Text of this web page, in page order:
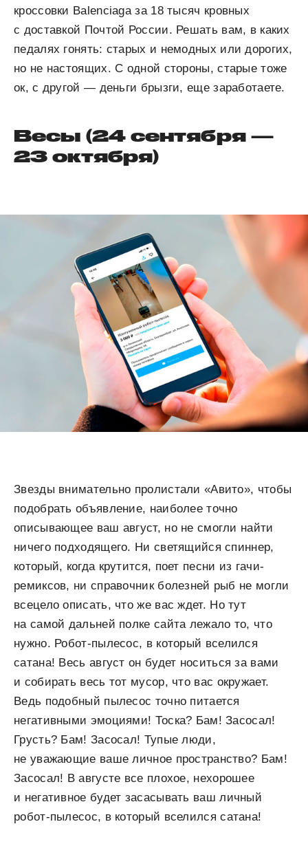
кроссовки Balenciaga за 18 тысяч кровных
с доставкой Почтой России. Решать вам, в каких
педалях гонять: старых и немодных или дорогих,
но не настоящих. С одной стороны, старые тоже
ок, с другой — деньги брызги, еще заработаете.
Весы (24 сентября —
23 октября)
Звезды внимательно пролистали «Авито», чтобы
подобрать объявление, наиболее точно
описывающее ваш август, но не смогли найти
ничего подходящего. Ни светящийся спиннер,
который, когда крутится, поет песни из гачи-
ремиксов, ни справочник болезней рыб не могли
всецело описать, что же вас ждет. Но тут
на самой дальней полке сайта лежало то, что
нужно. Робот-пылесос, в который вселился
сатана! Весь август он будет носиться за вами
и собирать весь тот мусор, что вас окружает.
Ведь подобный пылесос точно питается
негативными эмоциями! Тоска? Бам! Засосал!
Грусть? Бам! Засосал! Тупые люди,
не уважающие ваше личное пространство? Бам!
Засосал! В августе все плохое, нехорошее
и негативное будет засасывать ваш личный
робот-пылесос, в который вселился сатана!